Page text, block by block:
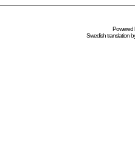
Powered
Swedishtranslation